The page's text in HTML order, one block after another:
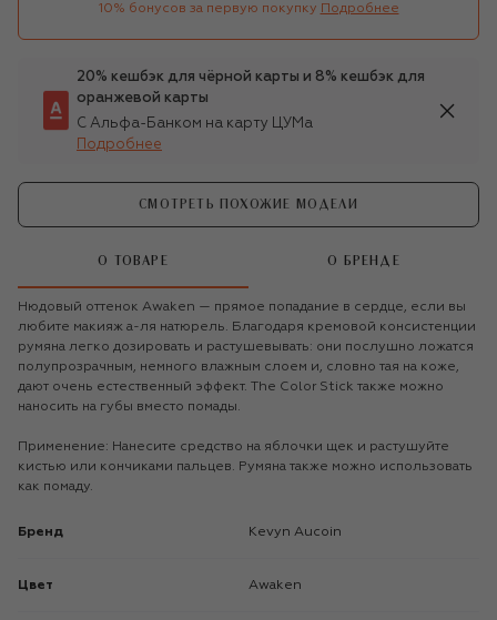
10% бонусов за первую покупку Подробнее
20% кешбэк для чёрной карты и 8% кешбэк для
оранжевой карты
С Альфа-Банком на карту ЦУМа
Подробнее
СМОТРЕТЬ ПОХОЖИЕ МОДЕЛИ
О ТОВАРЕ О БРЕНДЕ
Нюдовый оттенок Awaken — прямое попадание в сердце, если вы
любите макияж а-ля натюрель. Благодаря кремовой консистенции
румяна легко дозировать и растушевывать: они послушно ложатся
полупрозрачным, немного влажным слоем и, словно тая на коже,
дают очень естественный эффект. The Color Stick также можно
наносить на губы вместо помады.
Применение: Нанесите средство на яблочки щек и растушуйте
кистью или кончиками пальцев. Румяна также можно использовать
как помаду.
Бренд Kevyn Aucoin
Цвет Awaken